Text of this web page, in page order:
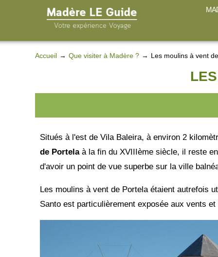
Accueil Que visiter à Madère ? Les moulins à vent
Situés à l'est de Vila Baleira, à environ 2
de Portelaà la fin du XVIIIème siècle, il reste
d'avoir un point de vue superbe sur la ville
Les moulins à vent de Portela étaient autrefois
Santo est particulièrement exposée aux vents